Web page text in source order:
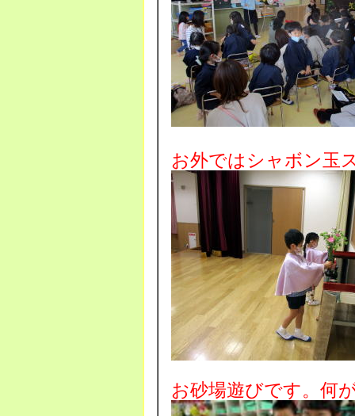
お外ではシャボン玉
お砂場遊びです。何